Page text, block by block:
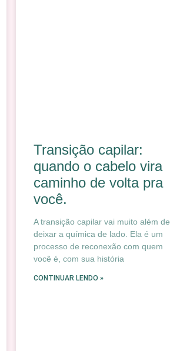
Transição capilar:
quando o cabelo vira
caminho de volta pra
você.
A transição capilar vai muito além de
deixar a química de lado. Ela é um
processo de reconexão com quem
você é, com sua história
CONTINUAR LENDO »